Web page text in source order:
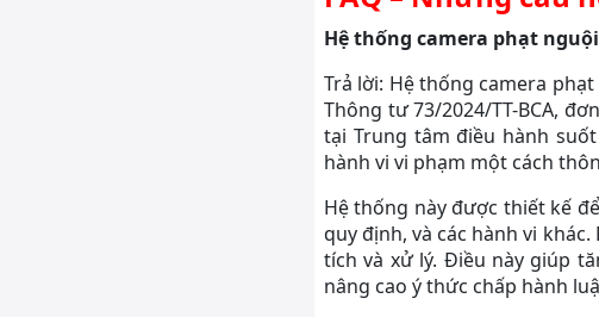
Hệ thống camera phạt
Trả lời: Hệ thống camera
Thông tư 73/2024/TT-BCA,
tại Trung tâm điều hành
hành vi vi phạm một cách
Hệ thống này được thiết kế
quy định, và các hành vi
tích và xử lý. Điều này giúp
nâng cao ý thức chấp hành